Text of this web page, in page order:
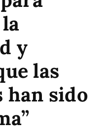
y
las
han sido